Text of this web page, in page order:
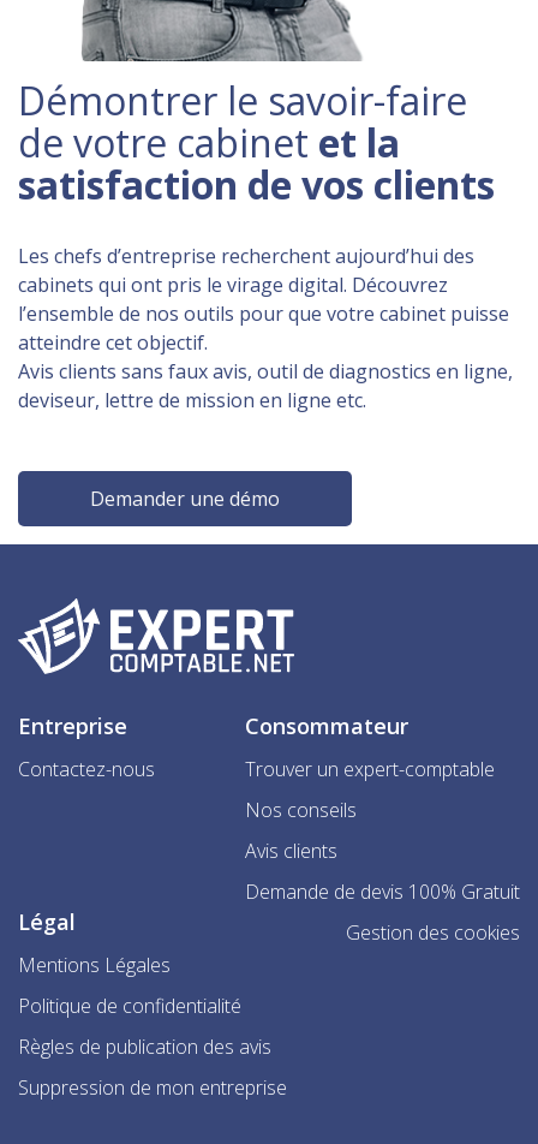
Démontrer le savoir-faire
de votre cabinet et la
satisfaction de vos clients
Les chefs d’entreprise recherchent aujourd’hui des
cabinets qui ont pris le virage digital. Découvrez
l’ensemble de nos outils pour que votre cabinet puisse
atteindre cet objectif.
Avis clients sans faux avis, outil de diagnostics en ligne,
deviseur, lettre de mission en ligne etc.
Demander une démo
Entreprise
Contactez-nous
Consommateur
Trouver un expert-comptable
Nos conseils
Avis clients
Demande de devis 100% Gratuit
Légal
Mentions Légales
Politique de confidentialité
Règles de publication des avis
Suppression de mon entreprise
Gestion des cookies